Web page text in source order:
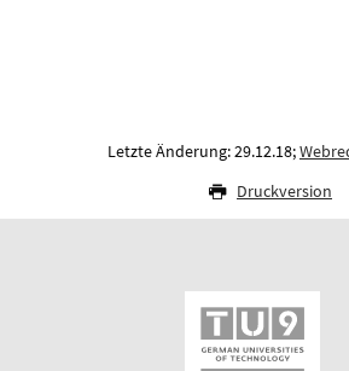
Letzte Änderung: 29.12.18;
Druckversion